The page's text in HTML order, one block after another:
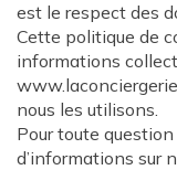
est le respect des
Cette politique de
informations
nous les utilisons.
Pour toute
d’informations sur